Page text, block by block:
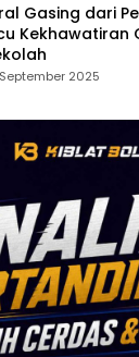
Gasing dari
Kekhawatiran
September 2025